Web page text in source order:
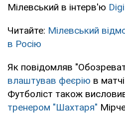
Мілевський в інтерв'ю
Читайте: Мілевський
в Росію
Як повідомляв
влаштував феєрію в
Футболіст також
тренером "Шахтаря"